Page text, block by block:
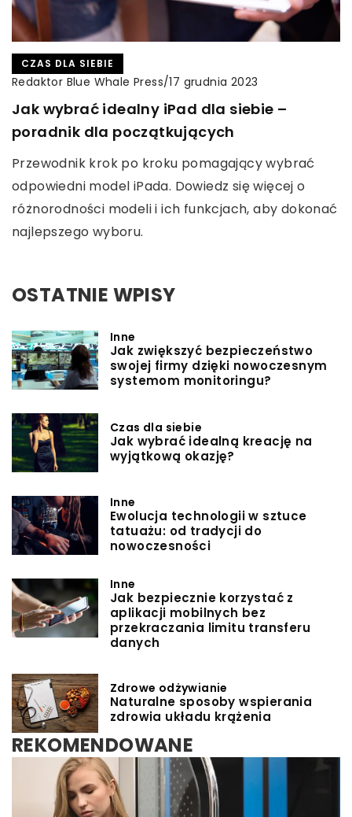
CZAS DLA SIEBIE
Redaktor Blue Whale Press/17 grudnia 2023
Jak wybrać idealny iPad dla siebie –
poradnik dla początkujących
Przewodnik krok po kroku pomagający wybrać
odpowiedni model iPada. Dowiedz się więcej o
różnorodności modeli i ich funkcjach, aby dokonać
najlepszego wyboru.
OSTATNIE WPISY
Inne
Jak zwiększyć bezpieczeństwo
swojej firmy dzięki nowoczesnym
systemom monitoringu?
Czas dla siebie
Jak wybrać idealną kreację na
wyjątkową okazję?
Inne
Ewolucja technologii w sztuce
tatuażu: od tradycji do
nowoczesności
Inne
Jak bezpiecznie korzystać z
aplikacji mobilnych bez
przekraczania limitu transferu
danych
Zdrowe odżywianie
Naturalne sposoby wspierania
zdrowia układu krążenia
REKOMENDOWANE